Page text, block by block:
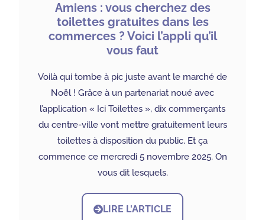
Amiens : vous cherchez des
toilettes gratuites dans les
commerces ? Voici l’appli qu’il
vous faut
Voilà qui tombe à pic juste avant le marché de
Noël ! Grâce à un partenariat noué avec
l’application « Ici Toilettes », dix commerçants
du centre-ville vont mettre gratuitement leurs
toilettes à disposition du public. Et ça
commence ce mercredi 5 novembre 2025. On
vous dit lesquels.
LIRE L'ARTICLE